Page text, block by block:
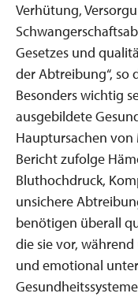
Verhütung,
Gesetzes und
der Abtreibung“, so
Besonders wichtig
ausgebildete
Hauptursachen
Bericht zufolge
Bluthochdruck,
unsichere
benötigen überall
die sie vor,
und emotional